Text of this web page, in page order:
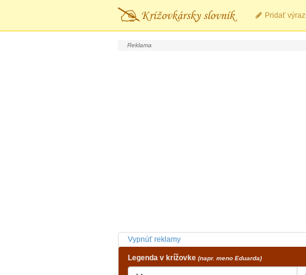
Pridať výraz
Vypnúť reklamy
Legenda v krížovke (napr. meno Eduarda)